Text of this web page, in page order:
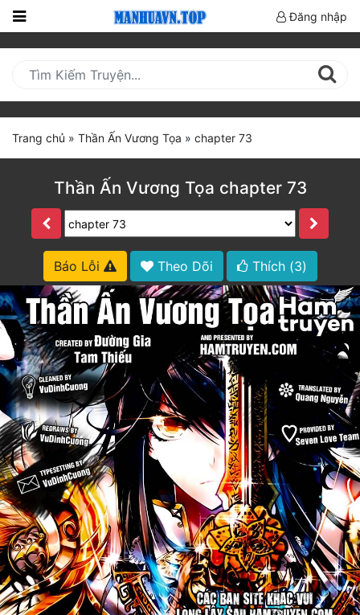
Nhật
(current)
Thể Loại
Truyện HOT
Truyện Mới Ra
Hoàn Thành
Cổ Đại
Hiện đại
Huyền Huyễn
Hài Hước
Hàn Quốc
Hậu Cung
Hệ Thống
Kinh Dị
Đăng nhập
Trang chủ » Thần Ấn Vương Tọa » chapter 73
Thần Ấn Vương Tọa chapter 73
Báo Lỗi Theo Dõi Thích (3)